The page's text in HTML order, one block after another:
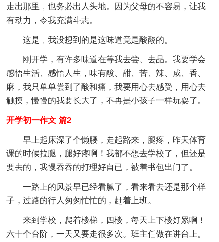
走出那里，也务必出人头地。因为父母的不容易，让我
有动力，令我充满斗志。
这是，我没想到的是这味道竟是酸酸的。
刚开学，有许多味道在等我去尝、去品。我要学会
感悟生活、感悟人生，味有酸、甜、苦、辣、咸、香、
麻，我只单单尝到了酸和痛，我要用心去感受，用心去
触摸，慢慢的我要长大了，不再是小孩子一样玩耍了。
开学初一作文 篇2
早上起床深了个懒腰，走起路来，腿疼，昨天体育
课的时候拉腿，腿好疼啊！我都不想去学校了，但还是
要去的，我慢吞吞的打理好自已，被着书包出门了。
一路上的风景早已经看腻了，看来看去还是那个样
子，过路的行人匆匆忙忙的，赶着上班。
来到学校，爬着楼梯，四楼，每天上下楼好累啊！
六十个台阶，一天又要走很多次。班主任做在讲台上。